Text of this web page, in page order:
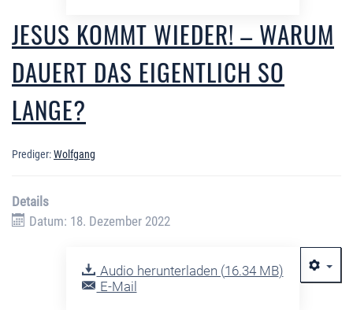
JESUS KOMMT WIEDER! – WARUM
DAUERT DAS EIGENTLICH SO
LANGE?
Prediger:Wolfgang
Details
Datum: 18. Dezember 2022
Audio herunterladen (16.34 MB)
E-Mail